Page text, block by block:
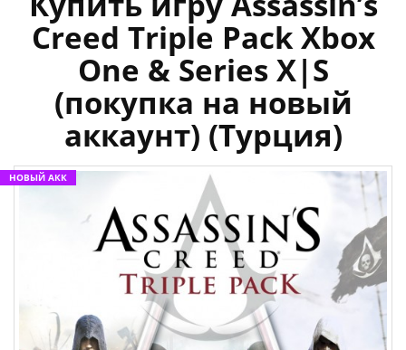
Creed Triple Pack Xbox
One & Series X|S
(покупка на новый
аккаунт) (Турция)
НОВЫЙ АКК